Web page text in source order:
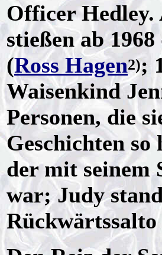
Officer Hedley.
stießen ab
(Ross Hagen2);
Waisenkind
Personen, die
Geschichten
der mit seinem
war; Judy
Rückwärtssalto